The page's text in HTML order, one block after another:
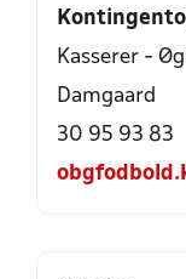
Kasserer -
Damgaard
30 95 93 83